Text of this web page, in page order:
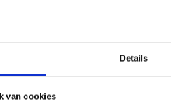
Details
van cookies
zien hoe je van je gas-BBQ
kan maken. In
van de gas-BBQ
groepen als een volle